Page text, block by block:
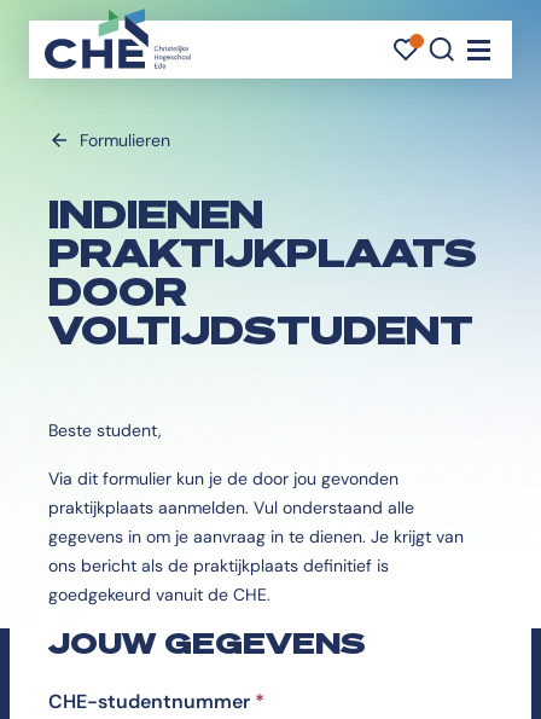
Formulieren
INDIENEN
PRAKTIJKPLAATS
DOOR
VOLTIJDSTUDENT
Beste student,
Via dit formulier kun je de door jou gevonden
praktijkplaats aanmelden. Vul onderstaand alle
gegevens in om je aanvraag in te dienen. Je krijgt van
ons bericht als de praktijkplaats definitief is
goedgekeurd vanuit de CHE.
JOUW GEGEVENS
CHE-studentnummer *